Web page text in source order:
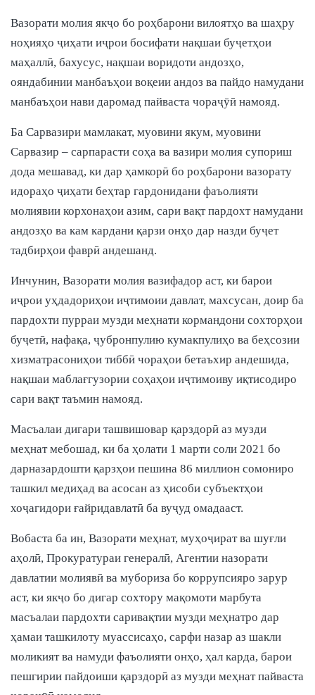
Вазорати молия якҷо бо роҳбарони вилоятҳо ва шаҳру
ноҳияҳо ҷиҳати иҷрои босифати нақшаи буҷетҳои
маҳаллӣ, бахусус, нақшаи воридоти андозҳо,
ояндабинии манбаъҳои воқеии андоз ва пайдо намудани
манбаъҳои нави даромад пайваста чораҷӯӣ намояд.
Ба Сарвазири мамлакат, муовини якум, муовини
Сарвазир – сарпарасти соҳа ва вазири молия супориш
дода мешавад, ки дар ҳамкорӣ бо роҳбарони вазорату
идораҳо ҷиҳати беҳтар гардонидани фаъолияти
молиявии корхонаҳои азим, сари вақт пардохт намудани
андозҳо ва кам кардани қарзи онҳо дар назди буҷет
тадбирҳои фаврӣ андешанд.
Инчунин, Вазорати молия вазифадор аст, ки барои
иҷрои уҳдадориҳои иҷтимоии давлат, махсусан, доир ба
пардохти пурраи музди меҳнати кормандони сохторҳои
буҷетӣ, нафақа, ҷубронпулию кумакпулиҳо ва беҳсозии
хизматрасониҳои тиббӣ чораҳои бетаъхир андешида,
нақшаи маблағгузории соҳаҳои иҷтимоиву иқтисодиро
сари вақт таъмин намояд.
Масъалаи дигари ташвишовар қарздорӣ аз музди
меҳнат мебошад, ки ба ҳолати 1 марти соли 2021 бо
дарназардошти қарзҳои пешина 86 миллион сомониро
ташкил медиҳад ва асосан аз ҳисоби субъектҳои
хоҷагидори ғайридавлатӣ ба вуҷуд омадааст.
Вобаста ба ин, Вазорати меҳнат, муҳоҷират ва шуғли
аҳолӣ, Прокуратураи генералӣ, Агентии назорати
давлатии молиявӣ ва мубориза бо коррупсияро зарур
аст, ки якҷо бо дигар сохтору мақомоти марбута
масъалаи пардохти саривақтии музди меҳнатро дар
ҳамаи ташкилоту муассисаҳо, сарфи назар аз шакли
моликият ва намуди фаъолияти онҳо, ҳал карда, барои
пешгирии пайдоиши қарздорӣ аз музди меҳнат пайваста